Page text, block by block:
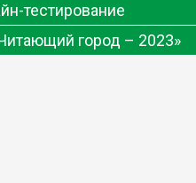
тестирование
город – 2023»